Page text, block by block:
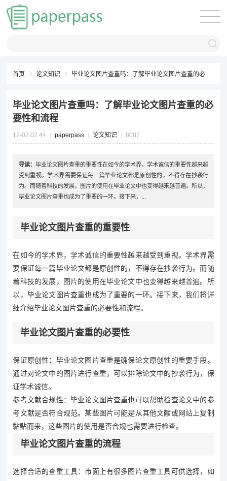
首页 论文知识 毕业论文图片查重吗：了解毕业论文图片查重的必要性和流程
毕业论文图片查重吗：了解毕业论文图片查重的必
要性和流程
12-02 02:44 paperpass 论文知识 8087
导读： 毕业论文图片查重的重要性在如今的学术界，学术诚信的重要性越来越
受到重视。学术界需要保证每一篇毕业论文都是原创性的，不得存在抄袭行
为。而随着科技的发展，图片的使用在毕业论文中也变得越来越普遍。所以，
毕业论文图片查重也成为了重要的一环。接下来，...
毕业论文图片查重的重要性
在如今的学术界，学术诚信的重要性越来越受到重视。学术界需
要保证每一篇毕业论文都是原创性的，不得存在抄袭行为。而随
着科技的发展，图片的使用在毕业论文中也变得越来越普遍。所
以，毕业论文图片查重也成为了重要的一环。接下来，我们将详
细介绍毕业论文图片查重的必要性和流程。
毕业论文图片查重的必要性
保证原创性：毕业论文图片查重是确保论文原创性的重要手段。
通过对论文中的图片进行查重，可以排除论文中的抄袭行为，保
证学术诚信。
参考文献合规性：毕业论文图片查重也可以帮助检查论文中的参
考文献是否符合规范。某些图片可能是从其他文献或网站上复制
黏贴而来，这些图片的使用是否合规也需要进行检查。
毕业论文图片查重的流程
选择合适的查重工具：市面上有很多图片查重工具可供选择，如